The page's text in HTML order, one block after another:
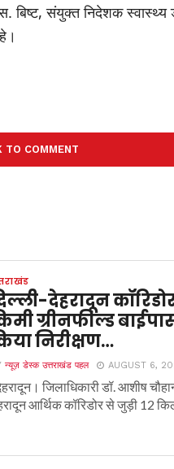
बिष्ट, संयुक्त निदेशक स्वास्थ्य
TO COMMENT
देहरादून
ग्रीनफील्ड
निरीक्षण…
न्यूज़ डेस्क उत्तराखंड पहल AUGUST 6,
जिलाधिकारी डॉ. आशीष
आर्थिक कॉरिडोर से जुड़ी 12